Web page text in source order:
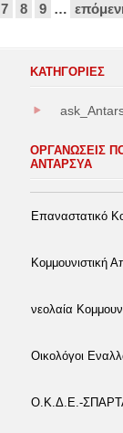
7 8 9 …
ΚΑΤΗΓΟΡΊΕΣ
ΟΡΓΑΝΩΣΕΙΣ
ΑΝΤΑΡΣΥΑ
Επαναστατικό
Κομμουνιστική
νεολαία
Οικολόγοι
Ο.Κ.Δ.Ε.-